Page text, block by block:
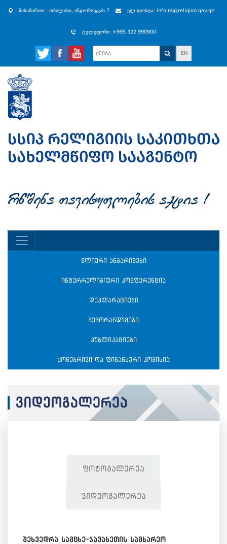
მისამართი : თბილისი, ინგოროყვას 7 ელ ფოსტა: info.ra@religion.gov.ge
ტელეფონი: +995 322 990900
EN
rwmena Tavisuflebis aqtia !
წლიური ანგარიშები
ინტერრელიგიური კონფერენცია
დეკლარაციები
მემორანდუმები
პუბლიკაციები
ქონებრივი და ფინანსური კომისია
ვიდეოგალერეა
ფოტოგალერეა
ვიდეოგალერეა
შეხვედრა სამცხე-ჯავახეთის სამხარეო